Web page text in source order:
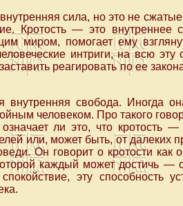
сила, но это не
Кротость — это внутреннее
миром, помогает ему
интриги, на всю эту
реагировать по ее
внутренняя свобода. Иногда
человеком. Про такого
ли это, что кротость
или, может быть, от далеких
Он говорит о кротости как
каждый может достичь —
эту способность